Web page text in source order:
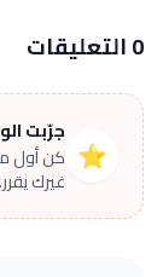
0 التعليقات
⭐
جرّبت
كن أول
غيرك يقرر.